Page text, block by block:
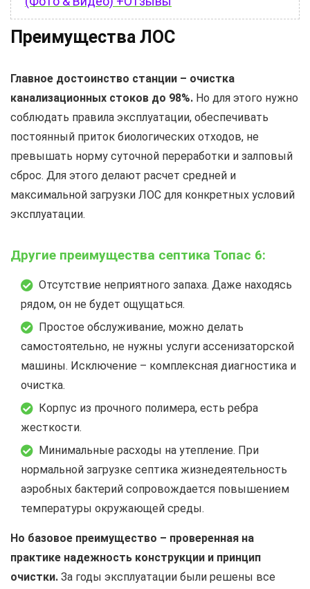
Преимущества ЛОС
Главное достоинство станции – очистка
канализационных стоков до 98%. Но для этого нужно
соблюдать правила эксплуатации, обеспечивать
постоянный приток биологических отходов, не
превышать норму суточной переработки и залповый
сброс. Для этого делают расчет средней и
максимальной загрузки ЛОС для конкретных условий
эксплуатации.
Другие преимущества септика Топас 6:
Отсутствие неприятного запаха. Даже находясь
рядом, он не будет ощущаться.
Простое обслуживание, можно делать
самостоятельно, не нужны услуги ассенизаторской
машины. Исключение – комплексная диагностика и
очистка.
Корпус из прочного полимера, есть ребра
жесткости.
Минимальные расходы на утепление. При
нормальной загрузке септика жизнедеятельность
аэробных бактерий сопровождается повышением
температуры окружающей среды.
Но базовое преимущество – проверенная на
практике надежность конструкции и принцип
очистки. За годы эксплуатации были решены все